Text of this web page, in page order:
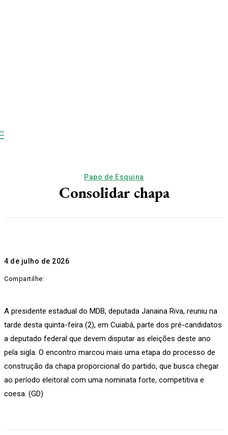
Papo de Esquina
Consolidar chapa
4 de julho de 2026
Compartilhe:
A presidente estadual do MDB, deputada Janaina Riva, reuniu na
tarde desta quinta-feira (2), em Cuiabá, parte dos pré-candidatos
a deputado federal que devem disputar as eleições deste ano
pela sigla. O encontro marcou mais uma etapa do processo de
construção da chapa proporcional do partido, que busca chegar
ao período eleitoral com uma nominata forte, competitiva e
coesa. (GD)